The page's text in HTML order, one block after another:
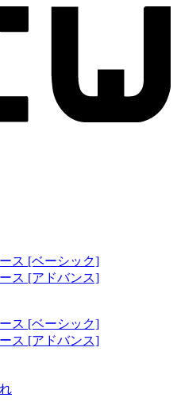
ス [ベーシック]
ス [アドバンス]
ス [ベーシック]
ス [アドバンス]